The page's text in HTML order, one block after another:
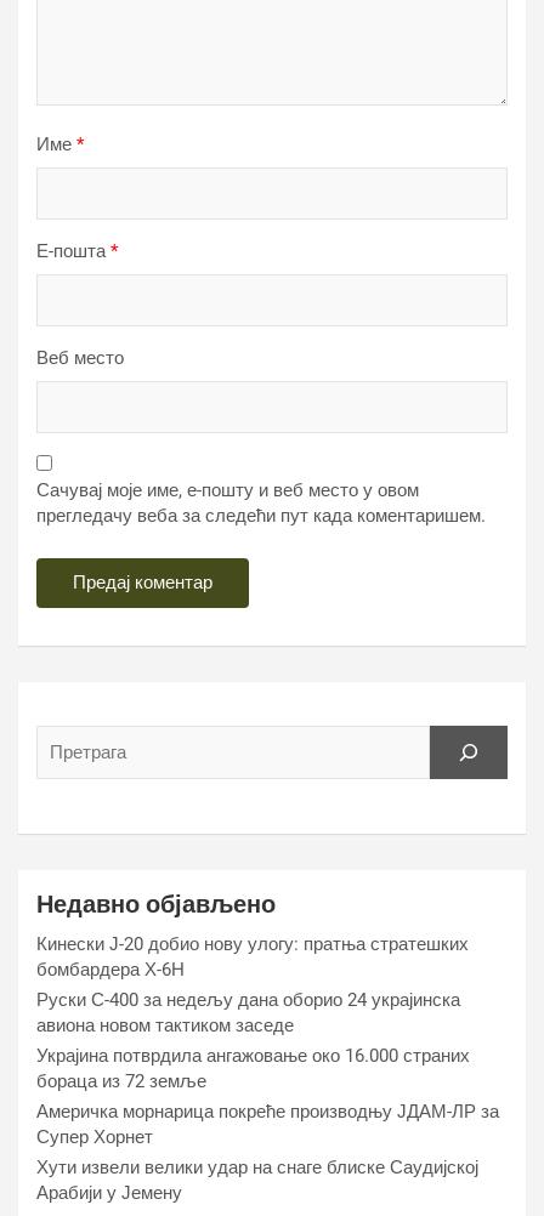
Име *
Е-пошта*
Веб место
Сачувај моје име, е-пошту и веб место у овом
прегледачу веба за следећи пут када коментаришем.
Недавно објављено
Кинески Ј-20 добио нову улогу: пратња стратешких
бомбардера Х-6Н
Руски С-400 за недељу дана оборио 24 украјинска
авиона новом тактиком заседе
Украјина потврдила ангажовање око 16.000 страних
бораца из 72 земље
Америчка морнарица покреће производњу ЈДАМ-ЛР за
Супер Хорнет
Хути извели велики удар на снаге блиске Саудијској
Арабији у Јемену